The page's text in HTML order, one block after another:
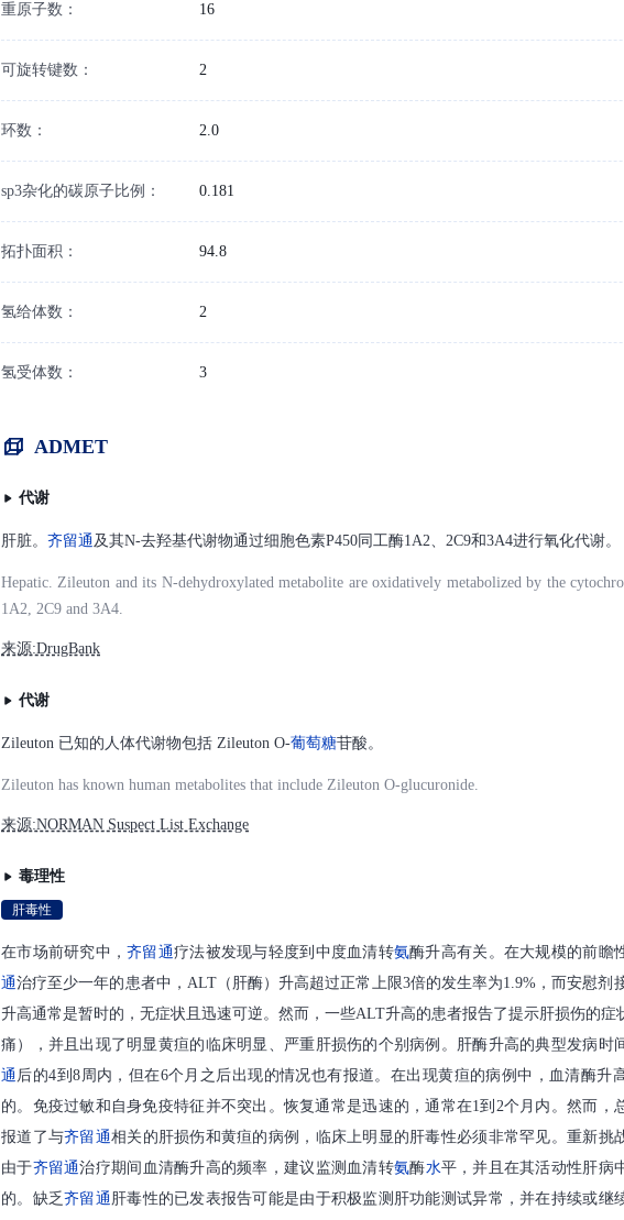
重原子数： 16
可旋转键数： 2
环数： 2.0
sp3杂化的碳原子比例： 0.181
拓扑面积： 94.8
氢给体数： 2
氢受体数： 3
ADMET
代谢
肝脏。 齐留通 及其N-去羟基代谢物通过细胞色素P450同工酶1A2、2C9和3A4进行氧化代谢。
Hepatic. Zileuton and its N-dehydroxylated metabolite are oxidatively metabolized by the
1A2, 2C9 and 3A4.
来源:DrugBank
代谢
Zileuton 已知的人体代谢物包括 Zileuton O-葡萄糖苷酸。
Zileuton has known human metabolites that include Zileuton O-glucuronide.
来源:NORMAN Suspect List Exchange
毒理性
肝毒性
在市场前研究中，齐留通疗法被发现与轻度到中度血清转氨酶升高有关。在大规模的前瞻
通治疗至少一年的患者中，ALT（肝酶）升高超过正常上限3倍的发生率为1.9%，而安慰剂
升高通常是暂时的，无症状且迅速可逆。然而，一些ALT升高的患者报告了提示肝损伤的症
痛），并且出现了明显黄疸的临床明显、严重肝损伤的个别病例。肝酶升高的典型发病时
通 后的4到8周内，但在6个月之后出现的情况也有报道。在出现黄疸的病例中，血清酶升
的。免疫过敏和自身免疫特征并不突出。恢复通常是迅速的，通常在1到2个月内。然而，
报道了与齐留通相关的肝损伤和黄疸的病例，临床上明显的肝毒性必须非常罕见。重新挑
由于齐留通治疗期间血清酶升高的频率，建议监测血清转氨酶水平，并且在其活动性肝病
的。缺乏齐留通 肝毒性的已发表报告可能是由于积极监测肝功能测试异常，并在持续或继